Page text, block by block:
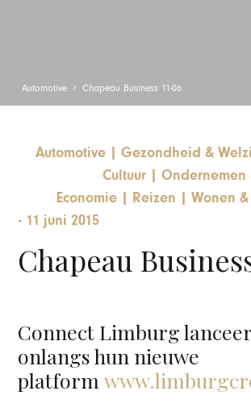
Automotive Chapeau Business 11-06
Automotive Gezondheid &
Cultuur
Ondernemen
Economie
Reizen
Wonen
- 11 juni 2015
Chapeau
Connect Limburg
onlangs hun nieuwe
platform